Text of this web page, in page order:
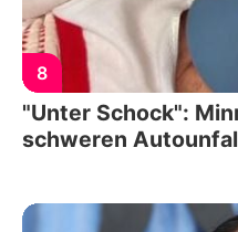
8
"Unter Schock":
schweren